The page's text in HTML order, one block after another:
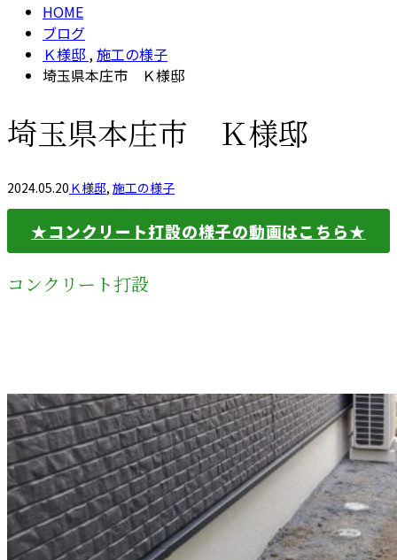
HOME
ブログ
Ｋ様邸 ,施工の様子
埼玉県本庄市 Ｋ様邸
埼玉県本庄市 Ｋ様邸
2024.05.20 Ｋ様邸, 施工の様子
★コンクリート打設の様子の動画はこちら★
コンクリート打設